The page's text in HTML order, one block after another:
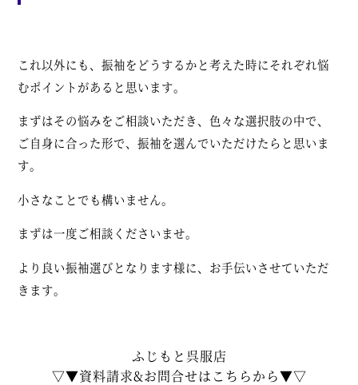
これ以外にも、振袖をどうするかと考えた時にそれぞれ悩
むポイントがあると思います。
まずはその悩みをご相談いただき、色々な選択肢の中で、
ご自身に合った形で、振袖を選んでいただけたらと思いま
す。
小さなことでも構いません。
まずは一度ご相談くださいませ。
より良い振袖選びとなります様に、お手伝いさせていただ
きます。
ふじもと呉服店
▽▼資料請求&お問合せはこちらから▼▽